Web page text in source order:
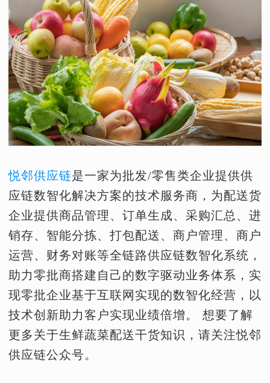
悦邻供应链是一家为批发/零售类企业提供供
应链数智化解决方案的技术服务商，为配送货
企业提供商品管理、订单生成、采购汇总、进
销存、智能分拣、打包配送、商户管理、商户
运营、财务对账等全链路供应链数智化系统，
助力零批商搭建自己的数字驱动业务体系，实
现零批企业基于互联网实现的数智化经营，以
技术创新助力客户实现业绩倍增。 想要了解
更多关于生鲜蔬菜配送干货知识，请关注悦邻
供应链公众号。